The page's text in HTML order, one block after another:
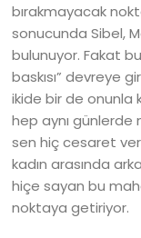
bırakmayacak
sonucunda Sibel,
bulunuyor. Fakat
baskısı” devreye
ikide bir de onunla
hep aynı günlerde
sen hiç cesaret
kadın arasında
hiçe sayan bu
noktaya getiriyor.